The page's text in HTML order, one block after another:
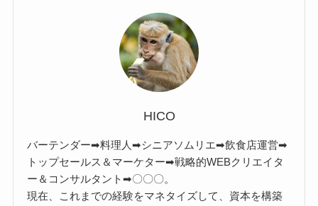
HICO
バーテンダー➡料理人➡シニアソムリエ➡飲食店運営➡
トップセールス＆マーケター➡戦略的WEBクリエイタ
ー＆コンサルタント➡〇〇〇。
現在、これまでの経験をマネタイズして、資本を構築